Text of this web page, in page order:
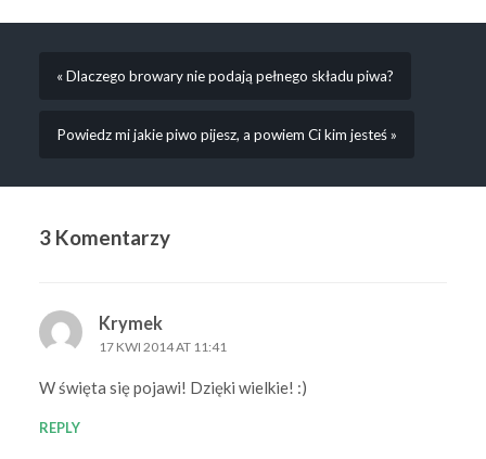
« Dlaczego browary nie podają pełnego składu piwa?
Powiedz mi jakie piwo pijesz, a powiem Ci kim jesteś »
3 Komentarzy
Krymek
17 KWI 2014 AT 11:41
W święta się pojawi! Dzięki wielkie! :)
REPLY